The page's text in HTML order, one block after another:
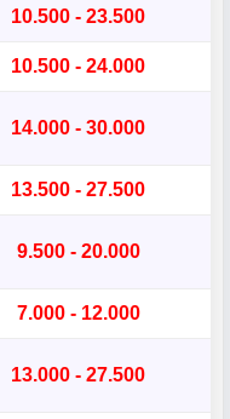
10.500 - 23.500
10.500 - 24.000
14.000 - 30.000
13.500 - 27.500
9.500 - 20.000
7.000 - 12.000
13.000 - 27.500